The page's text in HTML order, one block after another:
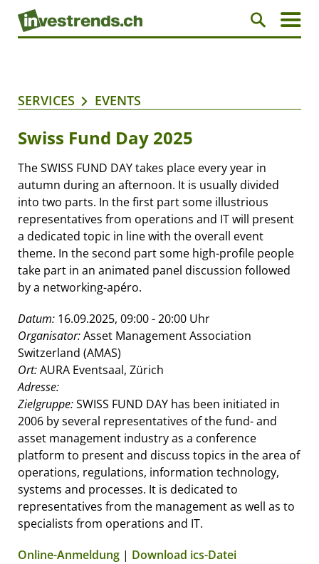
SERVICES EVENTS
Swiss Fund Day 2025
The SWISS FUND DAY takes place every year in
autumn during an afternoon. It is usually divided
into two parts. In the first part some illustrious
representatives from operations and IT will present
a dedicated topic in line with the overall event
theme. In the second part some high-profile people
take part in an animated panel discussion followed
by a networking-apéro.
Datum: 16.09.2025, 09:00 - 20:00 Uhr
Organisator:Asset Management Association
Switzerland (AMAS)
Ort:AURA Eventsaal, Zürich
Adresse:
Zielgruppe:SWISS FUND DAY has been initiated in
2006 by several representatives of the fund- and
asset management industry as a conference
platform to present and discuss topics in the area of
operations, regulations, information technology,
systems and processes. It is dedicated to
representatives from the management as well as to
specialists from operations and IT.
Online-Anmeldung | Download ics-Datei